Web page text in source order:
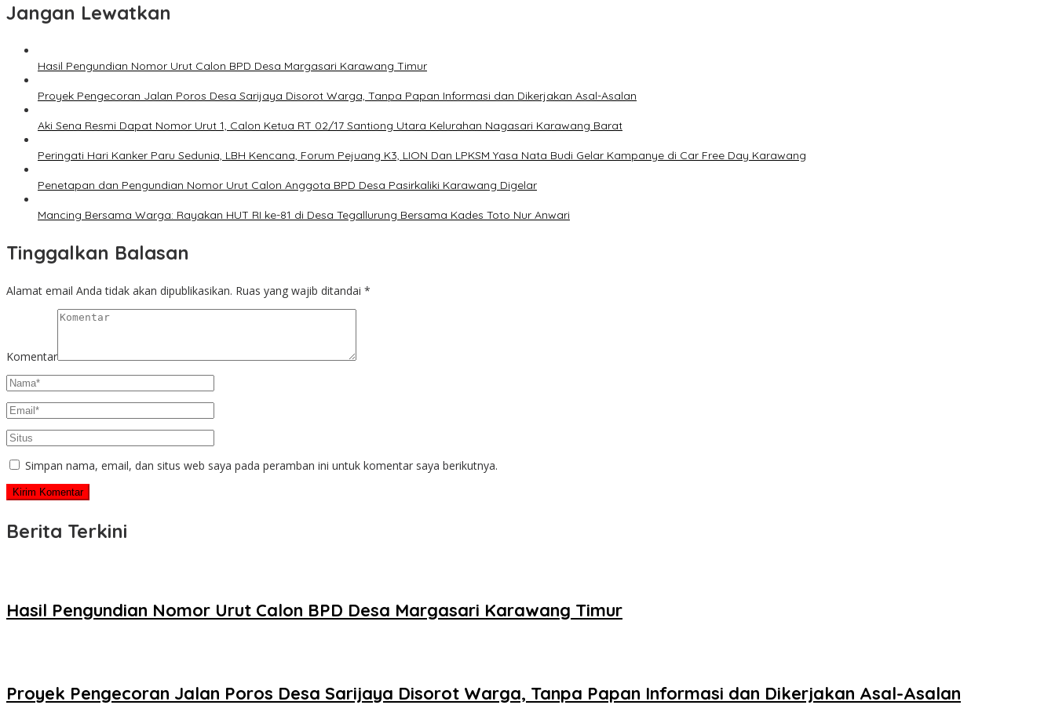
Jangan Lewatkan
Hasil Pengundian Nomor Urut Calon BPD Desa Margasari Karawang Timur
Proyek Pengecoran Jalan Poros Desa Sarijaya Disorot Warga, Tanpa Papan Informasi dan Dikerjakan Asal-Asalan
Aki Sena Resmi Dapat Nomor Urut 1, Calon Ketua RT 02/17 Santiong Utara Kelurahan Nagasari Karawang Barat
Peringati Hari Kanker Paru Sedunia, LBH Kencana, Forum Pejuang K3, LION Dan LPKSM Yasa Nata Budi Gelar Kampanye di Car Free Day Karawang
Penetapan dan Pengundian Nomor Urut Calon Anggota BPD Desa Pasirkaliki Karawang Digelar
Mancing Bersama Warga: Rayakan HUT RI ke-81 di Desa Tegallurung Bersama Kades Toto Nur Anwari
Tinggalkan Balasan
Alamat email Anda tidak akan dipublikasikan. Ruas yang wajib ditandai *
Komentar
Simpan nama, email, dan situs web saya pada peramban ini untuk komentar saya berikutnya.
Berita Terkini
Hasil Pengundian Nomor Urut Calon BPD Desa Margasari Karawang Timur
Proyek Pengecoran Jalan Poros Desa Sarijaya Disorot Warga, Tanpa Papan Informasi dan Dikerjakan Asal-Asalan